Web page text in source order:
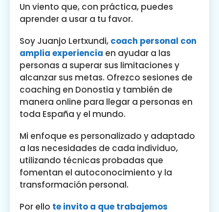
Un viento que, con práctica, puedes
aprender a usar a tu favor.
Soy Juanjo Lertxundi, coach personal con
amplia experiencia en ayudar a las
personas a superar sus limitaciones y
alcanzar sus metas. Ofrezco sesiones de
coaching en Donostia y también de
manera online para llegar a personas en
toda España y el mundo.
Mi enfoque es personalizado y adaptado
a las necesidades de cada individuo,
utilizando técnicas probadas que
fomentan el autoconocimiento y la
transformación personal.
Por ello te invito a que trabajemos